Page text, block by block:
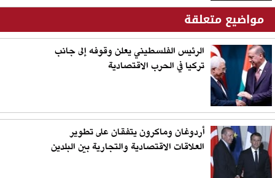
مواضيع متعلقة
الرئيس الفلسطيني يعلن وقوفه إلى جانب
تركيا في الحرب الاقتصادية
أردوغان وماكرون يتفقان على تطوير
العلاقات الاقتصادية والتجارية بين البلدين